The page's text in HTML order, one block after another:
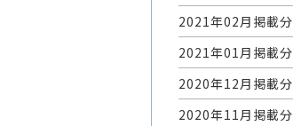
2021年02月掲載分
2021年01月掲載分
2020年12月掲載分
2020年11月掲載分